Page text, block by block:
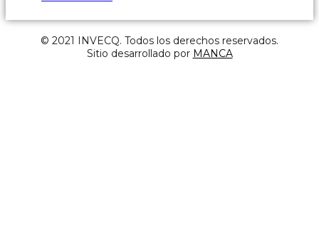
© 2021 INVECQ. Todos los derechos reservados.
Sitio desarrollado por MANCA